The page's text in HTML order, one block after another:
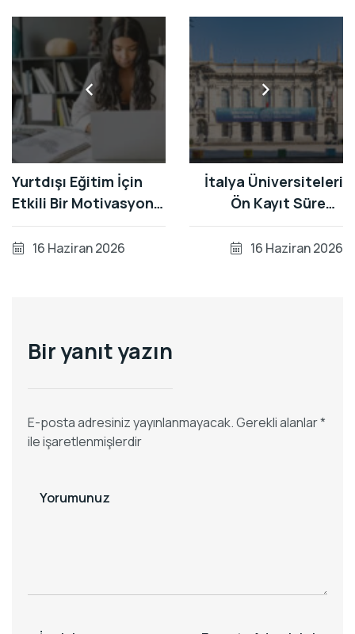
Yurtdışı Eğitim İçin
Etkili Bir Motivasyon
Mektubu (Statement
of Purpose) Nasıl
16 Haziran 2026
İtalya Üniversiteleri
Ön Kayıt Süreci:
Universitaly Portalı
Kullanım Rehberi
16 Haziran 2026
Bir yanıt yazın
E-posta adresiniz yayınlanmayacak.Gerekli alanlar*
ile işaretlenmişlerdir